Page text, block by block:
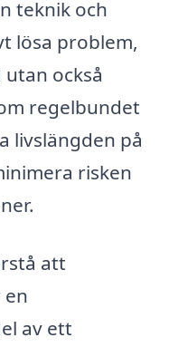
teknik och
lösa problem,
också
regelbundet
livslängden på
risken
att
en
av ett